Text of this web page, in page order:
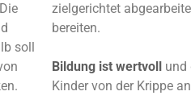
soll
zielgerichtet
bereiten.
Bildung ist wertvoll und
Kinder von der Krippe